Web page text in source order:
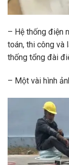
– Hệ thống điện
toán, thi công và
thống tổng đài
– Một vài hình